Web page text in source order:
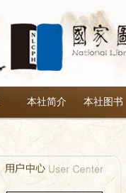
本社简介 本社图书